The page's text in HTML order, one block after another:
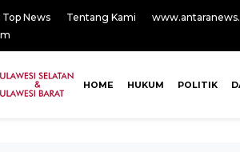
Top News Tentang Kami
HOME HUKUM POLITIK